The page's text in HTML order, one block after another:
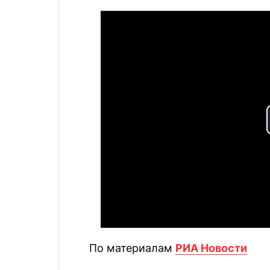
По материалам РИА Новости